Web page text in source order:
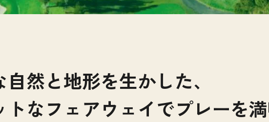
然と地形を生かした、
トなフェアウェイでプレーを